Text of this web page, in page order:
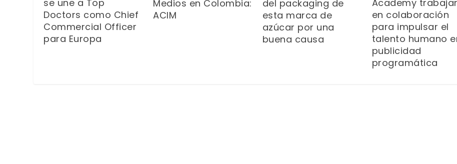
se une a Top
Doctors como Chief
Commercial Officer
para Europa
Medios en Colombia:
ACIM
del packaging de
esta marca de
azúcar por una
buena causa
Academy
en colaboración
para impulsar el
talento humano
publicidad
programática